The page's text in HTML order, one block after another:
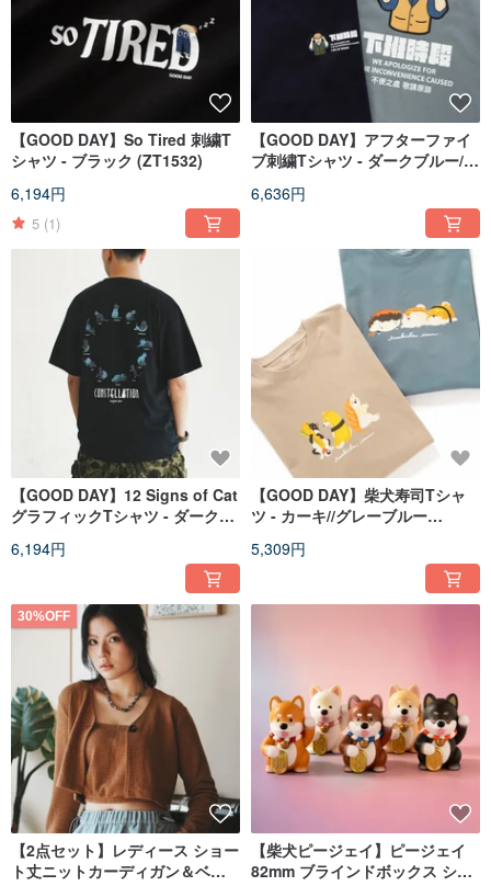
【GOOD DAY】So Tired 刺繍T
シャツ - ブラック (ZT1532)
6,194円
5 (1)
【GOOD DAY】アフターファイ
ブ刺繍Tシャツ - ダークブルー//
6,636円
【GOOD DAY】12 Signs of Cat
グラフィックTシャツ - ダークブ
6,194円
【GOOD DAY】柴犬寿司Tシャ
ツ - カーキ//グレーブルー
5,309円
30%OFF
【2点セット】レディース ショー
ト丈ニットカーディガン＆ベス
【柴犬ピージェイ】ピージェイ
82mm ブラインドボックス シン